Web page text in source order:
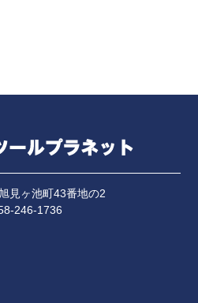
見ヶ池町43番地の2
246-1736